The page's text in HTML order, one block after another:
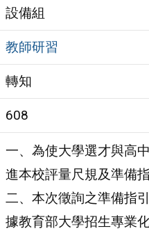
設備組
教師研習
轉知
608
一、為使大學選才與高
進本校評量尺規及準備
二、本次徵詢之準備指
據教育部大學招生專業